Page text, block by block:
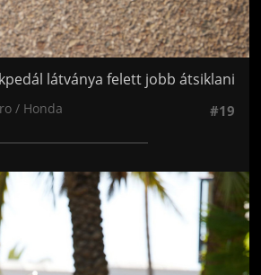
látványa felett jobb átsiklani
/ Honda #19
Jön még kép!